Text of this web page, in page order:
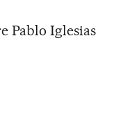
Pablo Iglesias